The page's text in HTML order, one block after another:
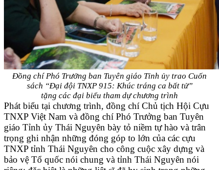
Đồng chí Phó Trưởng ban Tuyên giáo Tỉnh ủy trao Cuốn
sách “Đại đội TNXP 915: Khúc tráng ca bất tử”
tặng các đại biểu tham dự chương trình
Phát biểu tại chương trình, đồng chí Chủ tịch Hội Cựu
TNXP Việt Nam và đồng chí Phó Trưởng ban Tuyên
giáo Tỉnh ủy Thái Nguyên bày tỏ niềm tự hào và trân
trọng ghi nhận những đóng góp to lớn của các cựu
TNXP tỉnh Thái Nguyên cho công cuộc xây dựng và
bảo vệ Tổ quốc nói chung và tỉnh Thái Nguyên nói